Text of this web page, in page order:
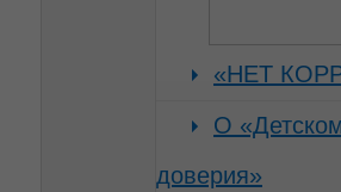
«НЕТ
О
доверия»